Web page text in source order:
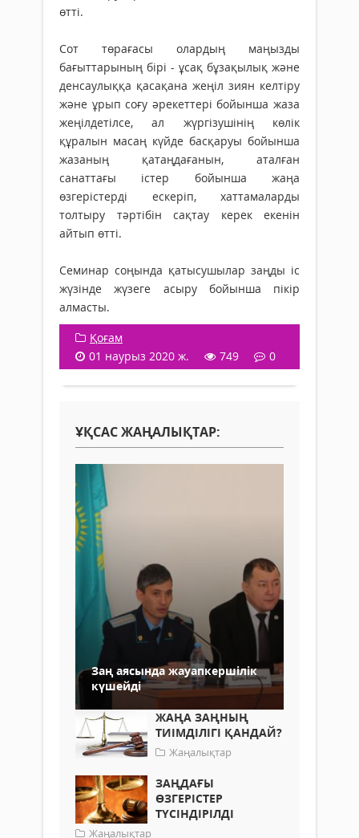
өтті.
Сот төрағасы олардың маңызды
бағыттарының бірі - ұсақ бұзақылық және
денсаулыққа қасақана жеңіл зиян келтіру
және ұрып соғу әрекеттері бойынша жаза
жеңілдетілсе, ал жүргізушінің көлік
құралын масаң күйде басқаруы бойынша
жазаның қатаңдағанын, аталған
санаттағы істер бойынша жаңа
өзгерістерді ескеріп, хаттамаларды
толтыру тәртібін сақтау керек екенін
айтып өтті.
Семинар соңында қатысушылар заңды іс
жүзінде жүзеге асыру бойынша пікір
алмасты.
Қоғам
01 наурыз 2020 ж.
749 0
ҰҚСАС ЖАҢАЛЫҚТАР:
Заң аясында жауапкершілік
күшейді
ЖАҢА ЗАҢНЫҢ
ТИІМДІЛІГІ ҚАНДАЙ?
Жаңалықтар
ЗАҢДАҒЫ
ӨЗГЕРІСТЕР
ТҮСІНДІРІЛДІ
Жаңалықтар